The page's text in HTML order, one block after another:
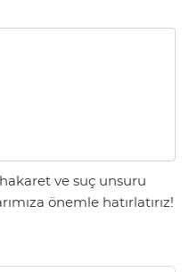
ve suç unsuru
önemle hatırlatırız!